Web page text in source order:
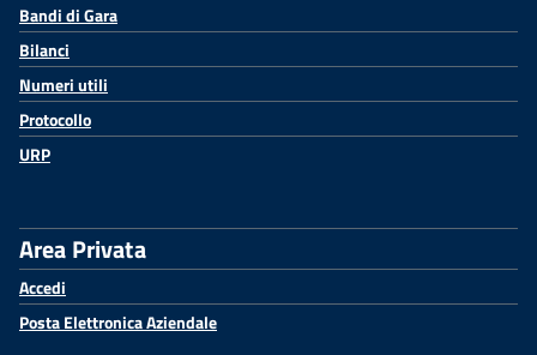
Bandi di Gara
Bilanci
Numeri utili
Protocollo
URP
Area Privata
Accedi
Posta Elettronica Aziendale